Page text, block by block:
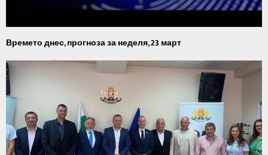
Времето днес, прогноза за неделя, 23 март